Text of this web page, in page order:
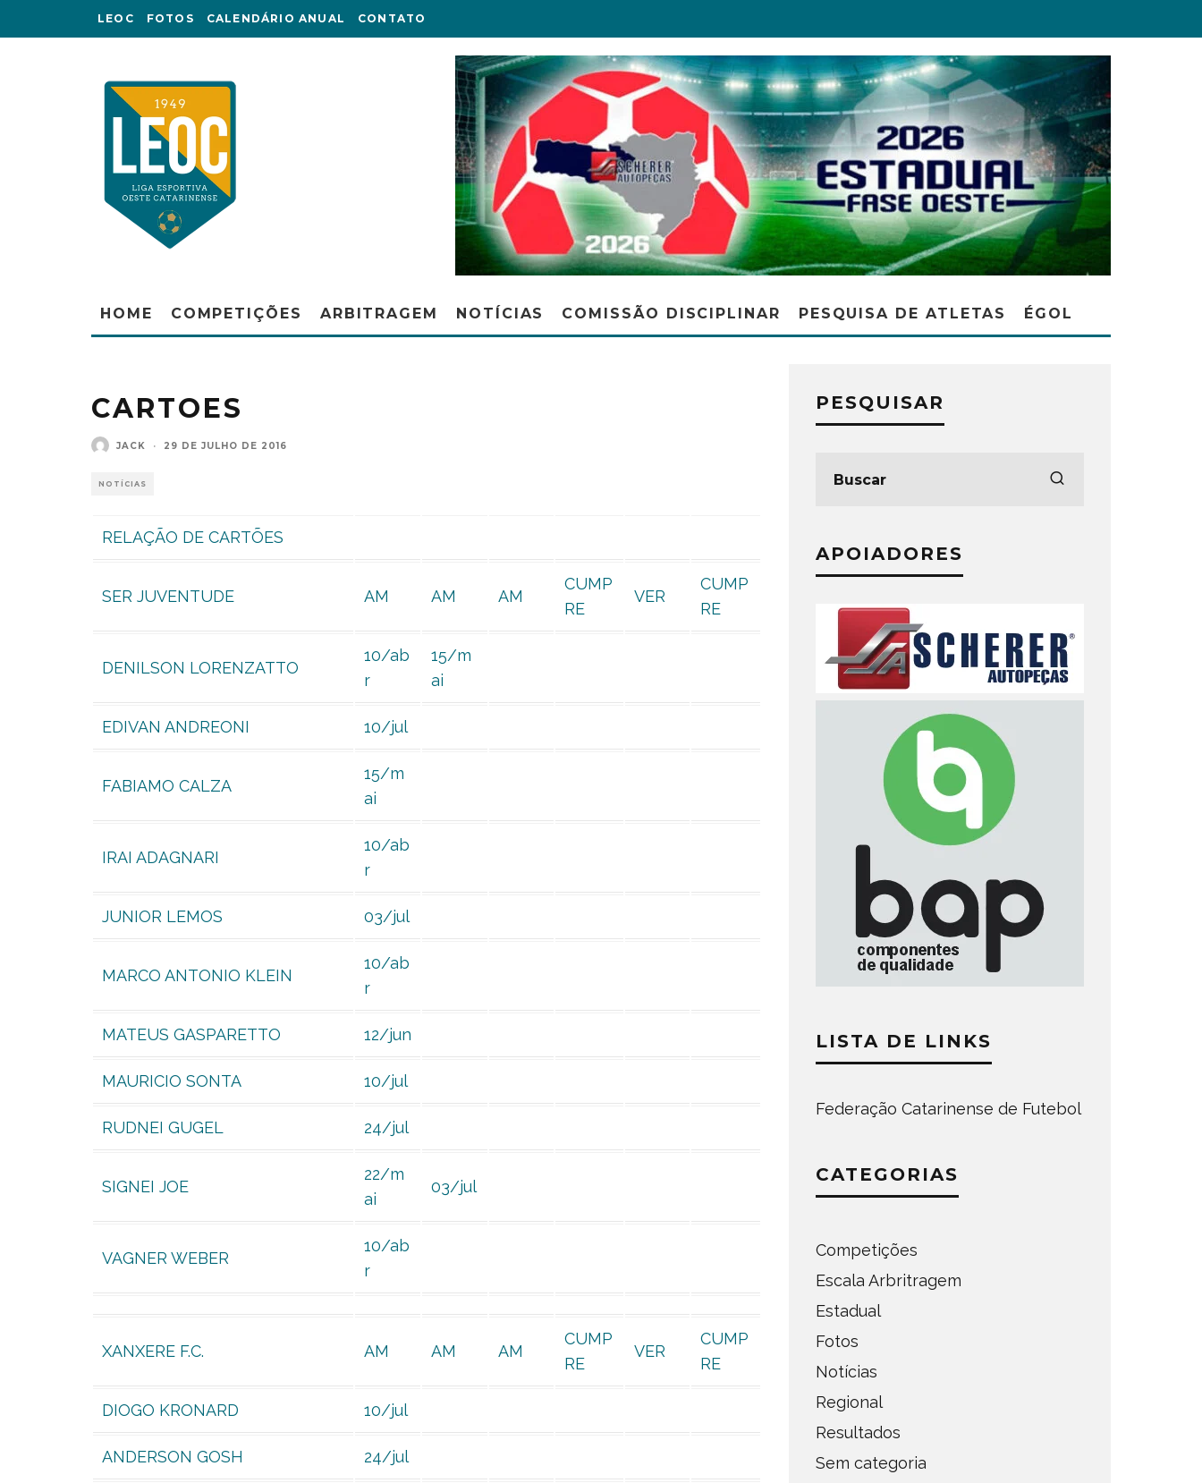
LEOC FOTOS CALENDÁRIO ANUAL CONTATO
HOME COMPETIÇÕES ARBITRAGEM NOTÍCIAS COMISSÃO DISCIPLINAR PESQUISA DE ATLETAS ÉGOL
CARTOES
JACK · 29 DE JULHO DE 2016
NOTÍCIAS
RELAÇÃO DE CARTÕES
SER JUVENTUDE AM AM AM
CUMP
RE
VER
CUMP
RE
DENILSON LORENZATTO
10/ab
r
15/m
ai
EDIVAN ANDREONI 10/jul
FABIAMO CALZA
15/m
ai
IRAI ADAGNARI
10/ab
r
JUNIOR LEMOS 03/jul
MARCO ANTONIO KLEIN
10/ab
r
MATEUS GASPARETTO 12/jun
MAURICIO SONTA 10/jul
RUDNEI GUGEL 24/jul
SIGNEI JOE
22/m
ai
03/jul
VAGNER WEBER
10/ab
r
XANXERE F.C. AM AM AM
CUMP
RE
VER
CUMP
RE
DIOGO KRONARD 10/jul
ANDERSON GOSH 24/jul
PESQUISAR
APOIADORES
LISTA DE LINKS
Federação Catarinense de Futebol
CATEGORIAS
Competições
Escala Arbritragem
Estadual
Fotos
Notícias
Regional
Resultados
Sem categoria